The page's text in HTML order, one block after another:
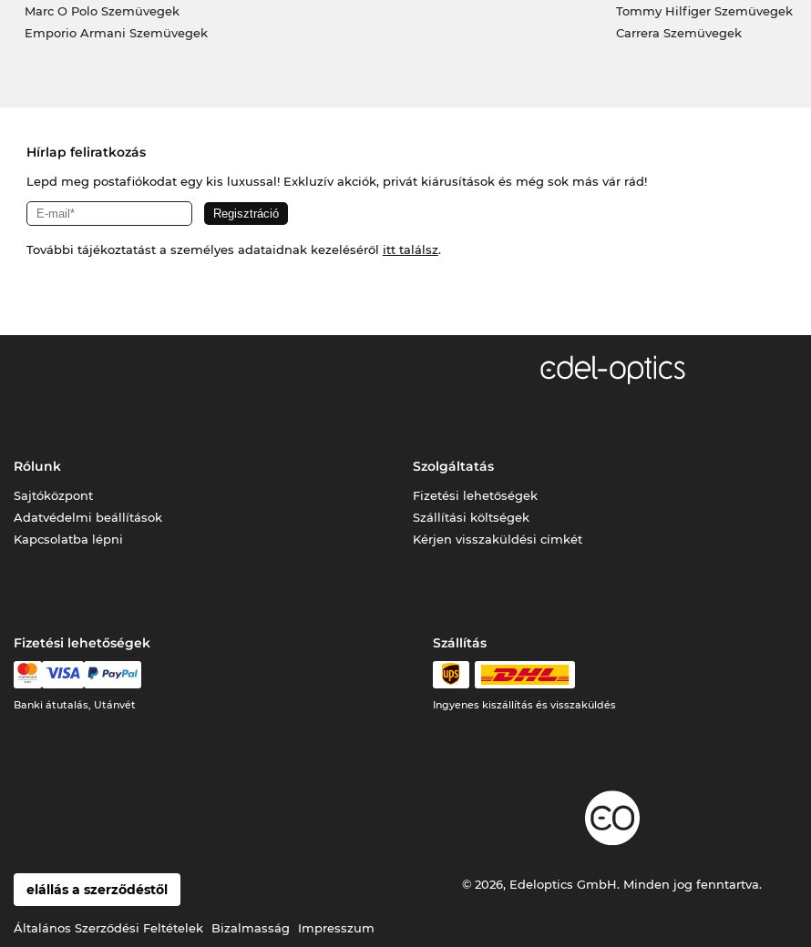
Marc O Polo Szemüvegek
Emporio Armani Szemüvegek
Tommy Hilfiger Szemüvegek
Carrera Szemüvegek
Hírlap feliratkozás
Lepd meg postafiókodat egy kis luxussal! Exkluzív akciók, privát kiárusítások és még sok más vár rád!
További tájékoztatást a személyes adataidnak kezeléséről itt találsz.
Rólunk
Sajtóközpont
Adatvédelmi beállítások
Kapcsolatba lépni
Szolgáltatás
Fizetési lehetőségek
Szállítási költségek
Kérjen visszaküldési címkét
Fizetési lehetőségek
Banki átutalás, Utánvét
Szállítás
Ingyenes kiszállítás és visszaküldés
elállás a szerződéstől
Általános Szerződési Feltételek Bizalmasság Impresszum
© 2026, Edeloptics GmbH. Minden jog fenntartva.